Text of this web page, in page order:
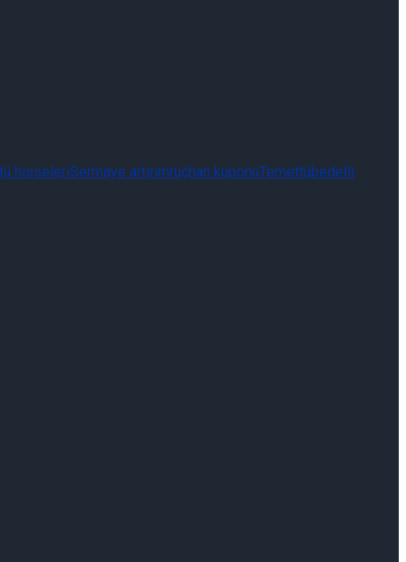
hisseleriSermaye artırımrüçhan kuponuTemettübedelli